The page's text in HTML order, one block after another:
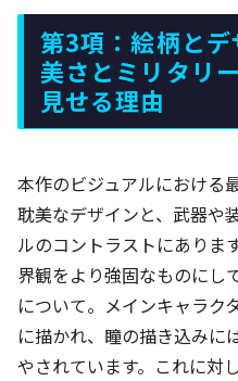
第3項：絵柄と
美さとミリタリ
見せる理由
本作のビジュアルにおける
耽美なデザインと、武器や
ルのコントラストにありま
界観をより強固なものにし
について。メインキャラク
に描かれ、瞳の描き込みに
やされています。これに対